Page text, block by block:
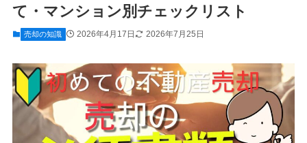
て・マンション別チェックリスト
売却の知識 2026年4月17日 2026年7月25日